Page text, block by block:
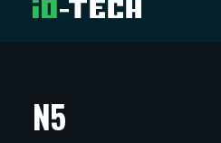
ARTIKKELIT
N5